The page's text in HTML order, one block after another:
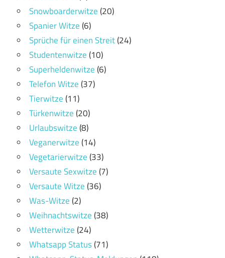
Snowboarderwitze(20)
Spanier Witze(6)
Sprüche für einen Streit(24)
Studentenwitze(10)
Superheldenwitze(6)
Telefon Witze(37)
Tierwitze(11)
Türkenwitze(20)
Urlaubswitze(8)
Veganerwitze(14)
Vegetarierwitze(33)
Versaute Sexwitze(7)
Versaute Witze(36)
Was-Witze(2)
Weihnachtswitze(38)
Wetterwitze(24)
Whatsapp Status(71)